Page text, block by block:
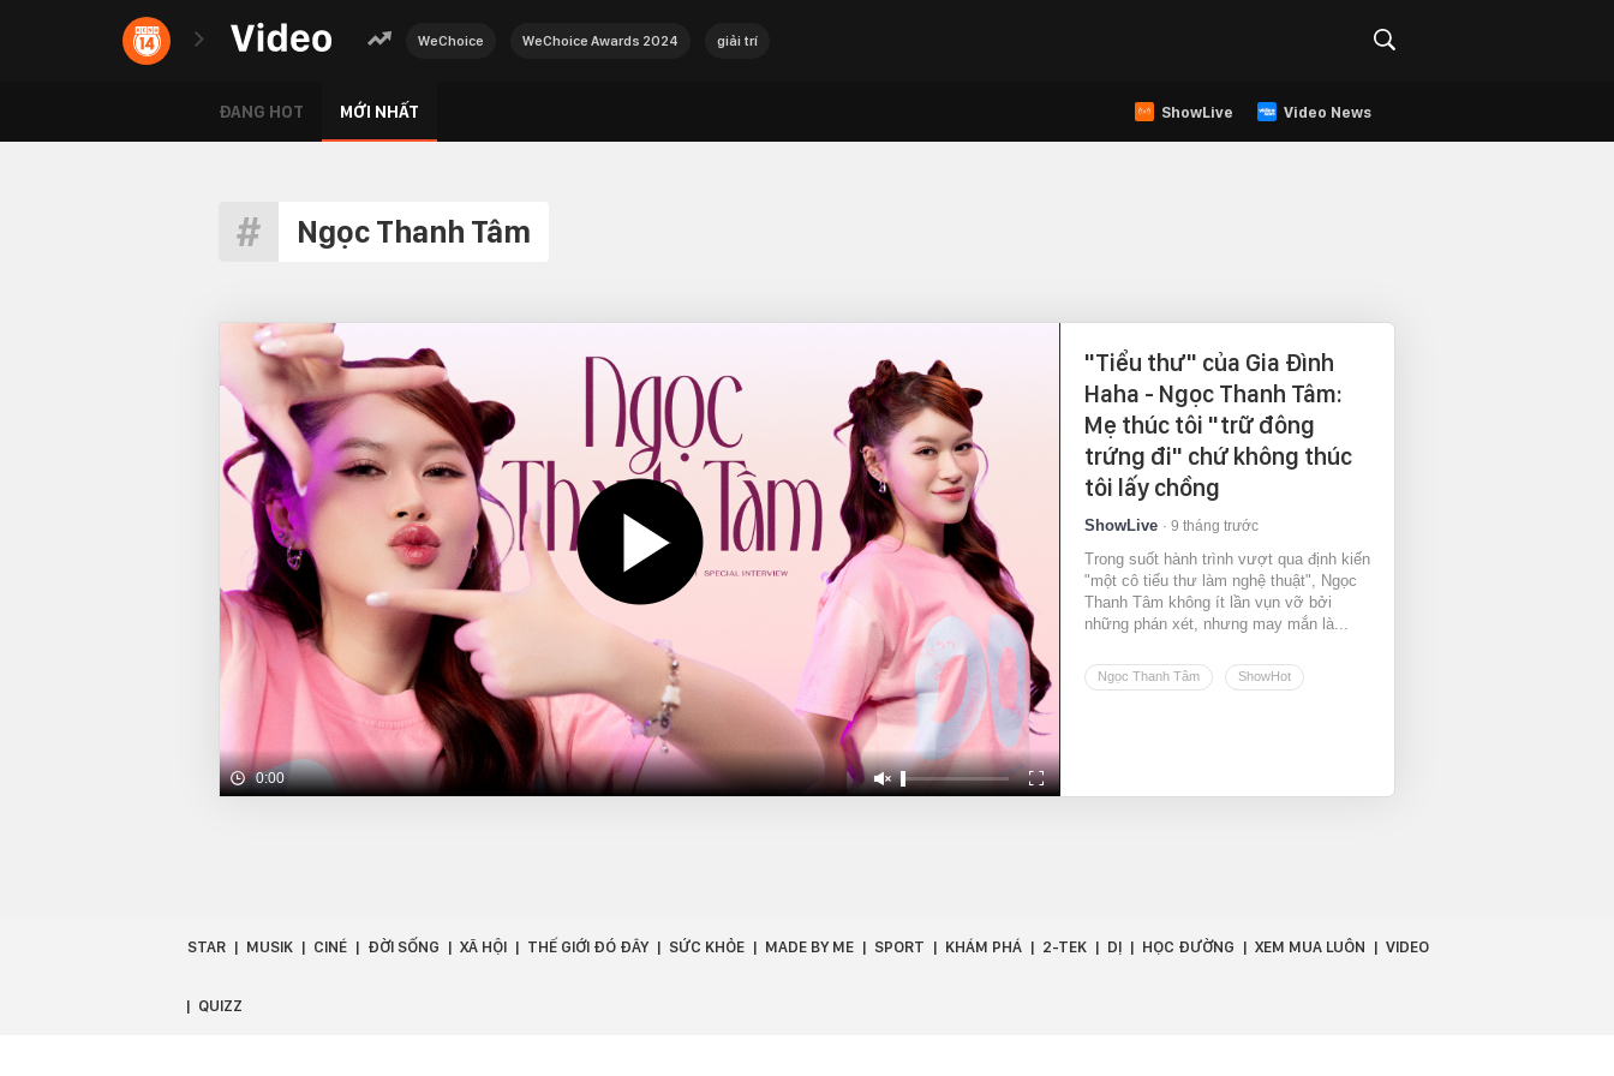
WeChoice WeChoice Awards 2024 giải trí
ĐANG HOT MỚI NHẤT ShowLive Video News
Ngọc Thanh Tâm
0:00
"Tiểu thư" của Gia Đình
Haha - Ngọc Thanh Tâm:
Mẹ thúc tôi "trữ đông
trứng đi" chứ không thúc
tôi lấy chồng
ShowLive 9 tháng trước
Trong suốt hành trình vượt qua định kiến
"một cô tiểu thư làm nghệ thuật", Ngọc
Thanh Tâm không ít lần vụn vỡ bởi
những phán xét, nhưng may mắn là...
Ngọc Thanh Tâm ShowHot
STAR MUSIK CINÉ ĐỜI SỐNG XÃ HỘI THẾ GIỚI ĐÓ ĐÂY SỨC KHỎE MADE BY ME SPORT KHÁM PHÁ 2-TEK DỊ HỌC ĐƯỜNG XEM MUA LUÔN VIDEO
QUIZZ